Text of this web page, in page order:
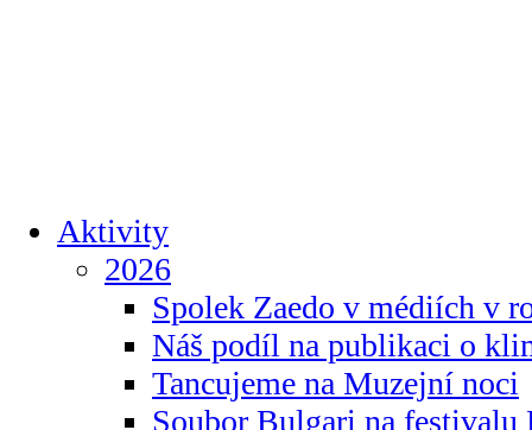
Aktivity
2026
Spolek Zaedo v médiích v
Náš podíl na publikaci o
Tancujeme na Muzejní noci
Soubor Bulgari na festivalu